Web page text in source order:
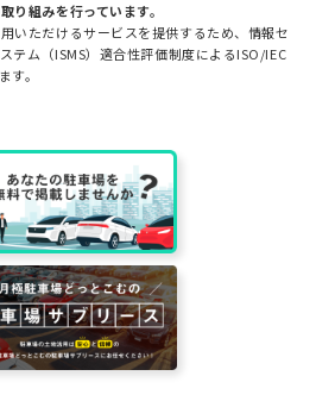
り組みを行っています。
いただけるサービスを提供するため、情報セ
テム（ISMS）適合性評価制度によるISO/IEC
す。